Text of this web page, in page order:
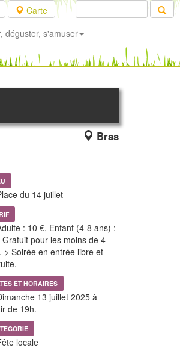
Carte
déguster, s'amuser
Bras
du 14 juillet
: 10 €, Enfant (4-8 ans) :
Gratuit pour les moins de 4
> Soirée en entrée libre et
ET HORAIRES
13 juillet 2025 à
de 19h.
locale